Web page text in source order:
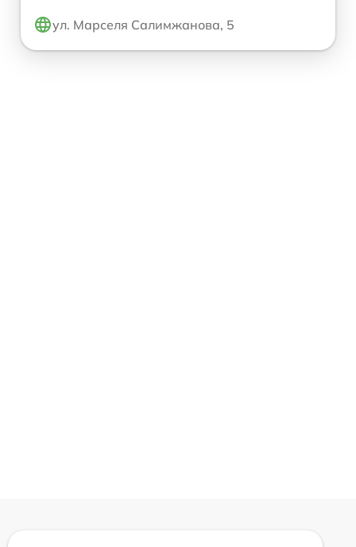
ул. Марселя Салимжанова, 5